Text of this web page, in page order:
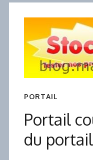
PORTAIL
Portail
du